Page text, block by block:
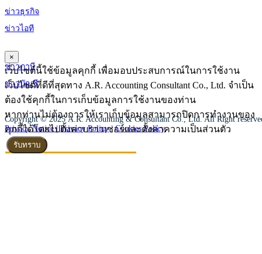
ข่าวธุรกิจ
ข่าวไอที
ข่าวภาษี
ข่าวบัญชี
Copyright © 2025 A.R. Accounting & Consultant Co., Ltd. All Right
Privacy Notice | Privacy Policy|Cookies Policy
×
เว็บไซต์นี้ใช้ข้อมูลคุกกี้ เพื่อมอบประสบการณ์ในการใช้งาน
เว็บไซต์ที่ดีที่สุดทาง A.R. Accounting Consultant Co., Ltd. จำเป็น
ต้องใช้คุกกี้ในการเก็บข้อมูลการใช้งานของท่าน
หากท่านไม่ต้องการให้เราเก็บข้อมูลสามารถปิดการทำงานของ
คุกกี้ได้โดยไปตั้งค่าบราวเซอร์และตั้งค่าความเป็นส่วนตัว
รับทราบ